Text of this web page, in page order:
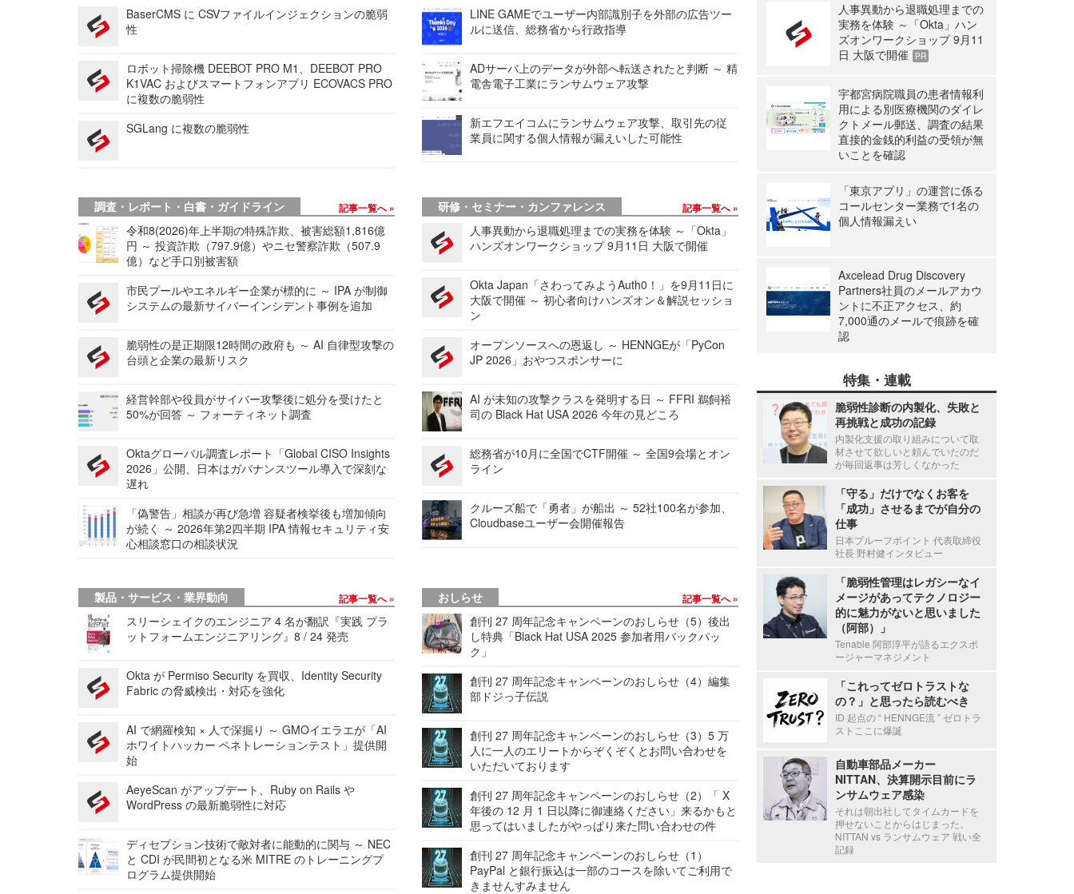
BaserCMS に CSVファイルインジェクションの脆弱
性
ロボット掃除機 DEEBOT PRO M1、DEEBOT PRO
K1VAC およびスマートフォンアプリ ECOVACS PRO
に複数の脆弱性
SGLang に複数の脆弱性
LINE GAMEでユーザー内部識別子を外部の広告ツー
ルに送信、総務省から行政指導
ADサーバ上のデータが外部へ転送されたと判断 ～ 精
電舎電子工業にランサムウェア攻撃
新エフエイコムにランサムウェア攻撃、取引先の従
業員に関する個人情報が漏えいした可能性
調査・レポート・白書・ガイドライン 記事一覧へ
令和8(2026)年上半期の特殊詐欺、被害総額1,816億
円 ～ 投資詐欺（797.9億）やニセ警察詐欺（507.9
億）など手口別被害額
市民プールやエネルギー企業が標的に ～ IPA が制御
システムの最新サイバーインシデント事例を追加
脆弱性の是正期限12時間の政府も ～ AI 自律型攻撃の
台頭と企業の最新リスク
経営幹部や役員がサイバー攻撃後に処分を受けたと
50%が回答 ～ フォーティネット調査
Oktaグローバル調査レポート「Global CISO Insights
2026」公開、日本はガバナンスツール導入で深刻な
遅れ
「偽警告」相談が再び急増 容疑者検挙後も増加傾向
が続く ～ 2026年第2四半期 IPA 情報セキュリティ安
心相談窓口の相談状況
研修・セミナー・カンファレンス 記事一覧へ
人事異動から退職処理までの実務を体験 ～「Okta」
ハンズオンワークショップ 9月11日 大阪で開催
Okta Japan「さわってみようAuth0！」を9月11日に
大阪で開催 ～ 初心者向けハンズオン＆解説セッショ
ン
オープンソースへの恩返し ～ HENNGEが「PyCon
JP 2026」おやつスポンサーに
AI が未知の攻撃クラスを発明する日 ～ FFRI 鵜飼裕
司の Black Hat USA 2026 今年の見どころ
総務省が10月に全国でCTF開催 ～ 全国9会場とオン
ライン
クルーズ船で「勇者」が船出 ～ 52社100名が参加、
Cloudbaseユーザー会開催報告
製品・サービス・業界動向 記事一覧へ
スリーシェイクのエンジニア 4 名が翻訳『実践 プラ
ットフォームエンジニアリング』8 / 24 発売
Okta が Permiso Security を買収、Identity Security
Fabric の脅威検出・対応を強化
AI で網羅検知 × 人で深掘り ～ GMOイエラエが「AI
ホワイトハッカー ペネトレーションテスト」提供開
始
AeyeScan がアップデート、Ruby on Rails や
WordPress の最新脆弱性に対応
ディセプション技術で敵対者に能動的に関与 ～ NEC
と CDI が民間初となる米 MITRE のトレーニングプ
ログラム提供開始
おしらせ 記事一覧へ
創刊 27 周年記念キャンペーンのおしらせ（5）後出
し特典「Black Hat USA 2025 参加者用バックパッ
ク」
創刊 27 周年記念キャンペーンのおしらせ（4）編集
部ドジっ子伝説
創刊 27 周年記念キャンペーンのおしらせ（3）5 万
人に一人のエリートからぞくぞくとお問い合わせを
いただいております
創刊 27 周年記念キャンペーンのおしらせ（2）「 X
年後の 12 月 1 日以降に御連絡ください」来るかもと
思ってはいましたがやっぱり来た問い合わせの件
創刊 27 周年記念キャンペーンのおしらせ（1）
PayPal と銀行振込は一部のコースを除いてご利用で
きませんすみません
人事異動から退職処理までの
実務を体験 ～「Okta」ハン
ズオンワークショップ 9月11
日 大阪で開催
PR
宇都宮病院職員の患者情報利
用による別医療機関のダイレ
クトメール郵送、調査の結果
直接的金銭的利益の受領が無
いことを確認
「東京アプリ」の運営に係る
コールセンター業務で1名の
個人情報漏えい
Axcelead Drug Discovery
Partners社員のメールアカウ
ントに不正アクセス、約
7,000通のメールで痕跡を確
認
特集・連載
脆弱性診断の内製化、失敗と
再挑戦と成功の記録
内製化支援の取り組みについて取
材させて欲しいと頼んでいたのだ
が毎回返事は芳しくなかった
「守る」だけでなくお客を
「成功」させるまでが自分の
仕事
日本プルーフポイント 代表取締役
社長 野村健インタビュー
「脆弱性管理はレガシーなイ
メージがあってテクノロジー
的に魅力がないと思いました
（阿部）」
Tenable 阿部淳平が語るエクスポ
ージャーマネジメント
「これってゼロトラストな
の？」と思ったら読むべき
ID 起点の “ HENNGE流 ” ゼロトラ
ストここに爆誕
自動車部品メーカー
NITTAN、決算開示目前にラ
ンサムウェア感染
それは朝出社してタイムカードを
押せないことからはじまった。
NITTAN vs ランサムウェア 戦い全
記録